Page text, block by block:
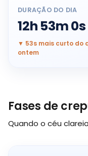
DURAÇÃO DO DIA
12h 53m 0s
▼ 53s mais curto do
ontem
Fases de
Quando o céu